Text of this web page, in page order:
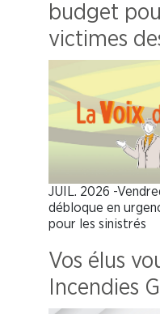
budget
victimes
JUIL. 2026 -
débloque en
pour les sinistrés
Vos élus
Incendies